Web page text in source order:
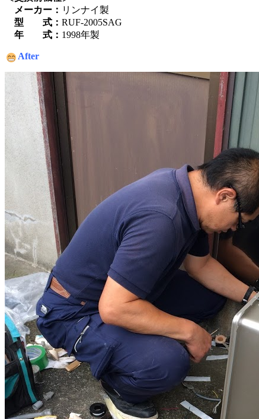
メーカー： リンナイ製
型 式： RUF-2005SAG
年 式： 1998年製
After